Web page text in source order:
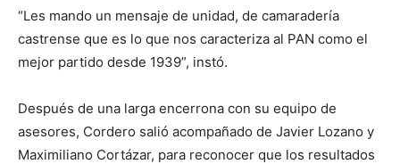
“Les mando un mensaje de unidad, de camaradería
castrense que es lo que nos caracteriza al PAN como el
mejor partido desde 1939”, instó.
Después de una larga encerrona con su equipo de
asesores, Cordero salió acompañado de Javier Lozano y
Maximiliano Cortázar, para reconocer que los resultados